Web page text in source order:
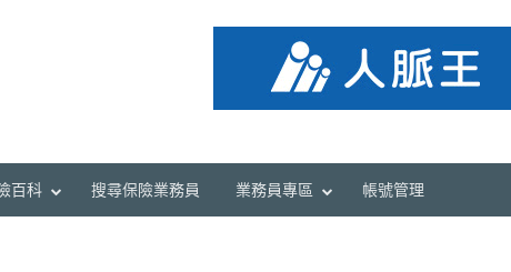
百科 搜尋保險業務員 業務員專區 帳號管理